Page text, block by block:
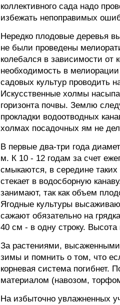
коллективного сада надо
избежать непоправимых
Нередко плодовые деревья
не были проведены
колебался в зависимости от
необходимость в
садовых культур проводить
Искусственные холмы
горизонта почвы. Землю
прокладки водоотводных
холмах посадочных ям не
В первые два-три года
м. К 10 - 12 годам за счет
смыкаются, в середине
стекает в водосборную
занимают, так как объем
Ягодные культуры
сажают обязательно на
40 см - в одну строку. Высота
За растениями,
зимы и помнить о том, что
корневая система погибнет.
материалом (навозом,
На избыточно увлажненных